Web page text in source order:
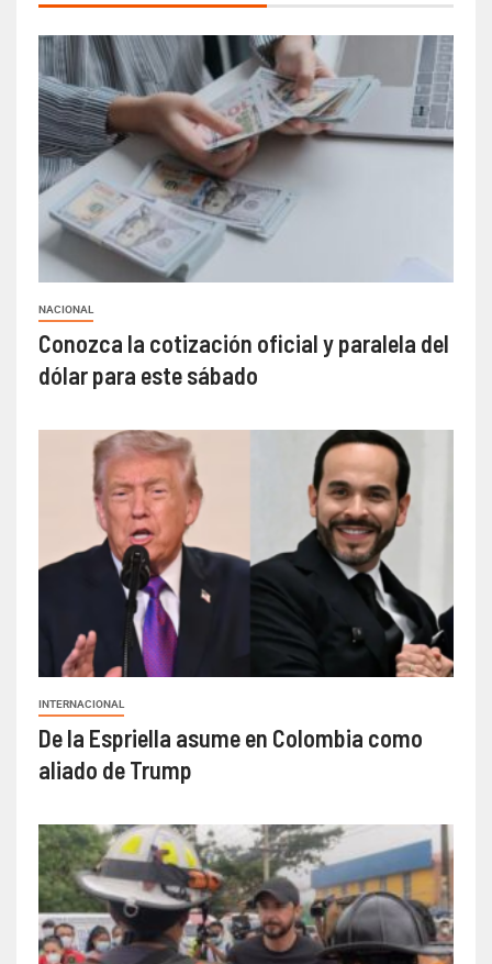
NACIONAL
Conozca la cotización oficial y paralela del
dólar para este sábado
INTERNACIONAL
De la Espriella asume en Colombia como
aliado de Trump